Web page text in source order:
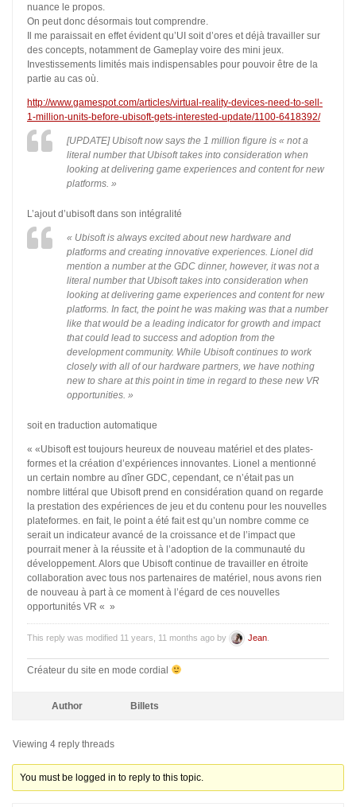
nuance le propos.
On peut donc désormais tout comprendre.
Il me paraissait en effet évident qu’UI soit d’ores et déjà travailler sur
des concepts, notamment de Gameplay voire des mini jeux.
Investissements limités mais indispensables pour pouvoir être de la
partie au cas où.
http://www.gamespot.com/articles/virtual-reality-devices-need-to-sell-
1-million-units-before-ubisoft-gets-interested-update/1100-6418392/
[UPDATE] Ubisoft now says the 1 million figure is « not a
literal number that Ubisoft takes into consideration when
looking at delivering game experiences and content for new
platforms. »
L’ajout d’ubisoft dans son intégralité
« Ubisoft is always excited about new hardware and
platforms and creating innovative experiences. Lionel did
mention a number at the GDC dinner, however, it was not a
literal number that Ubisoft takes into consideration when
looking at delivering game experiences and content for new
platforms. In fact, the point he was making was that a number
like that would be a leading indicator for growth and impact
that could lead to success and adoption from the
development community. While Ubisoft continues to work
closely with all of our hardware partners, we have nothing
new to share at this point in time in regard to these new VR
opportunities. »
soit en traduction automatique
« «Ubisoft est toujours heureux de nouveau matériel et des plates-
formes et la création d’expériences innovantes. Lionel a mentionné
un certain nombre au dîner GDC, cependant, ce n’était pas un
nombre littéral que Ubisoft prend en considération quand on regarde
la prestation des expériences de jeu et du contenu pour les nouvelles
plateformes. en fait, le point a été fait est qu’un nombre comme ce
serait un indicateur avancé de la croissance et de l’impact que
pourrait mener à la réussite et à l’adoption de la communauté du
développement. Alors que Ubisoft continue de travailler en étroite
collaboration avec tous nos partenaires de matériel, nous avons rien
de nouveau à part à ce moment à l’égard de ces nouvelles
opportunités VR « »
This reply was modified 11 years, 11 months ago by Jean
Créateur du site en mode cordial
Author Billets
Viewing 4 reply threads
You must be logged in to reply to this topic.